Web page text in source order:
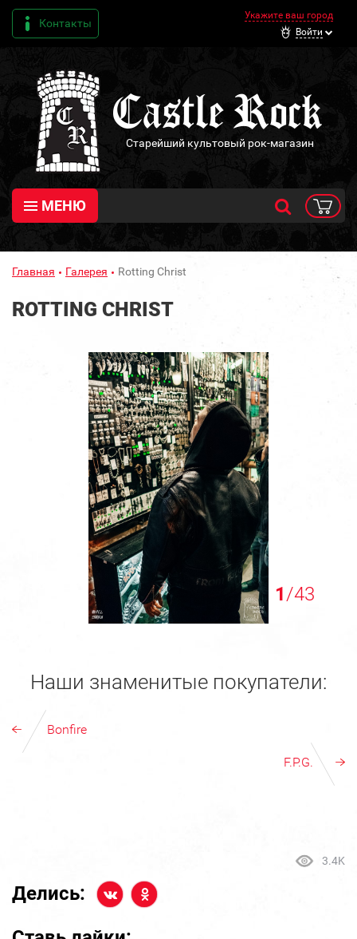
Контакты
Укажите ваш город
Войти
Старейший культовый рок-магазин
МЕНЮ
Главная Галерея Rotting Christ
ROTTING CHRIST
1/43
Наши знаменитые покупатели:
Bonfire
F.P.G.
3.4K
Делись: